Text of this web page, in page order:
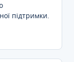
підтримки.